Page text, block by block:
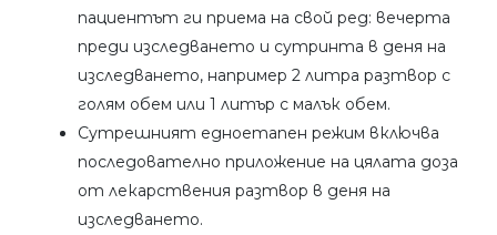
пациентът ги приема на свой ред: вечерта
преди изследването и сутринта в деня на
изследването, например 2 литра разтвор с
голям обем или 1 литър с малък обем.
Сутрешният едноетапен режим включва
последователно приложение на цялата доза
от лекарствения разтвор в деня на
изследването.